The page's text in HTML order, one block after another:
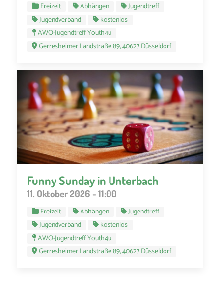
Freizeit Abhängen
Jugendtreff
Jugendverband
kostenlos
AWO-Jugendtreff Youth4u
Gerresheimer Landstraße 89, 40627 Düsseldorf
Funny Sunday in Unterbach
11. Oktober 2026 - 11:00
Freizeit Abhängen
Jugendtreff
Jugendverband
kostenlos
AWO-Jugendtreff Youth4u
Gerresheimer Landstraße 89, 40627 Düsseldorf